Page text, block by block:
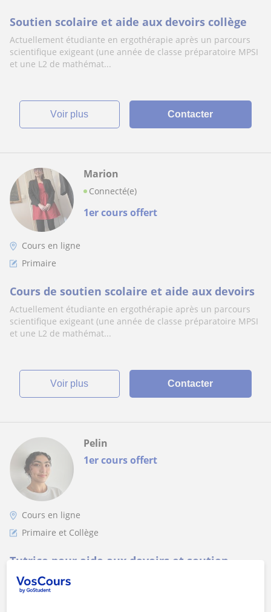
Soutien scolaire et aide aux devoirs collège
Actuellement étudiante en ergothérapie après un parcours
scientifique exigeant (une année de classe préparatoire MPSI
et une L2 de mathémat...
voir plus Contacter
1er cours offert
Marion
Connecté(e)
Cours en ligne
Primaire
Cours de soutien scolaire et aide aux devoirs
Actuellement étudiante en ergothérapie après un parcours
scientifique exigeant (une année de classe préparatoire MPSI
et une L2 de mathémat...
voir plus Contacter
1er cours offert
Pelin
Cours en ligne
Primaire et Collège
Tutrice pour aide aux devoirs et soutien
scolaire
Vos enfants ont du mal avec certaines matières à l'école ? Ils